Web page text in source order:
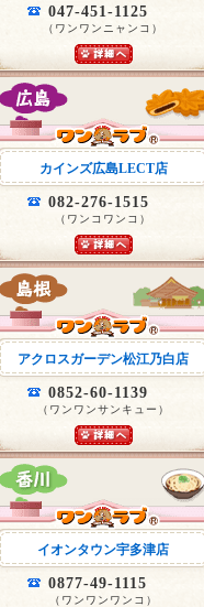
047-451-1125
（ワンワンニャンコ）
カインズ広島LECT店
082-276-1515
（ワンコワンコ）
アクロスガーデン松江乃白店
0852-60-1139
（ワンワンサンキュー）
イオンタウン宇多津店
0877-49-1115
（ワンワンワンコ）